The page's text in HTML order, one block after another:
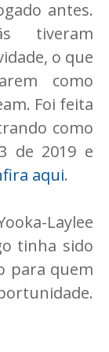
antes.
tiveram
o que
como
Foi feita
como
de 2019 e
aqui.
Laylee
tinha sido
para quem